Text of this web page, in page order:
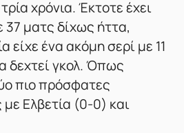
χρόνια. Έκτοτε έχει
37 ματς δίχως ήττα,
είχε ένα ακόμη σερί με 11
δεχτεί γκολ. Όπως
πιο πρόσφατες
Ελβετία (0-0) και